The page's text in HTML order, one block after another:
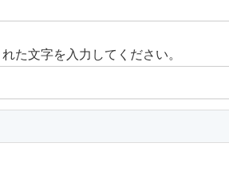
れた文字を入力してください。